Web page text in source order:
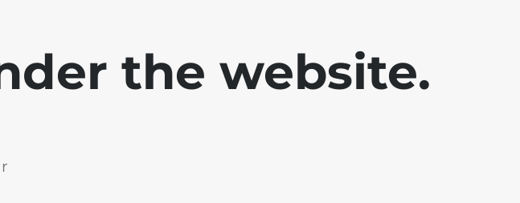
the website.